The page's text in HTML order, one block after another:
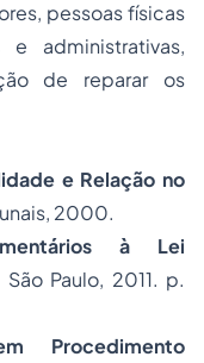
pessoas físicas
administrativas,
de reparar os
e Relação no
2000.
à Lei
Paulo, 2011. p.
Procedimento